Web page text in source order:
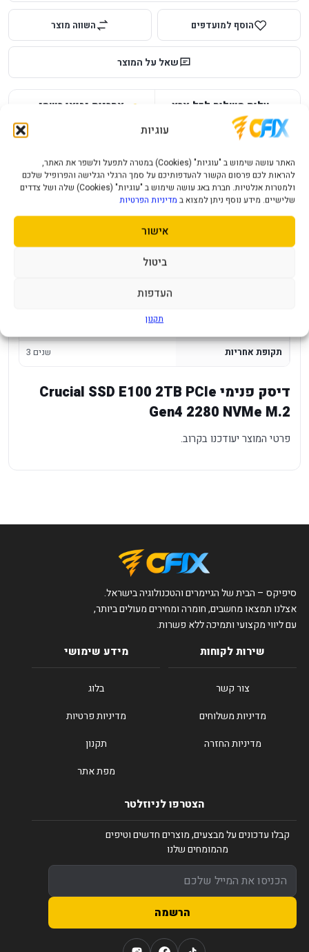
עוגיות
האתר עושה שימוש ב "עוגיות" (Cookies) במטרה לתפעל ולשפר את האתר,
להראות לכם פרסום הקשור להעדפותיכם על סמך הרגלי הגלישה והפרופיל שלכם
ולמטרות אנלטיות. חברת באג עושה שימוש ב "עוגיות" (Cookies) שלה ושל צדדים
שלישיים. מידע נוסף ניתן למצוא ב מדיניות הפרטיות
אישור
ביטול
העדפות
תקנון
הוסף למועדפים השווה מוצר
שאל על המוצר
עלות משלוח לכל ארץ
מחיר משלוח ₪49
אחריות יבואן רשמי
מענה מהיר ומקצועי תקן SSL מאובטח
קבוצת נפח
2TB
תקופת אחריות
3 שנים
דיסק פנימי Crucial SSD E100 2TB PCIe
Gen4 2280 NVMe M.2
פרטי המוצר יעודכנו בקרוב.
סיפיקס – הבית של הגיימרים והטכנולוגיה בישראל.
אצלנו תמצאו מחשבים, חומרה ומחירים מעולים ביותר,
עם ליווי מקצועי ותמיכה ללא פשרות.
שירות לקוחות
צור קשר
מדיניות משלוחים
מדיניות החזרה
מידע שימושי
בלוג
מדיניות פרטיות
תקנון
מפת אתר
הצטרפו לניוזלטר
קבלו עדכונים על מבצעים, מוצרים חדשים וטיפים
מהמומחים שלנו
הרשמה